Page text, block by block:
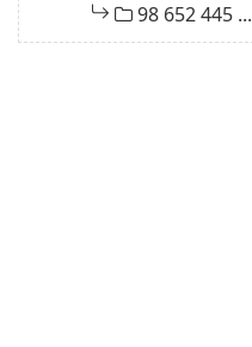
98 652 445